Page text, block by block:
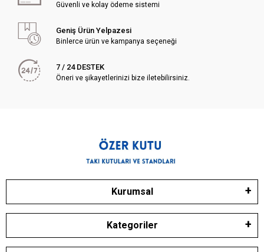
Güvenli ve kolay ödeme sistemi
Geniş Ürün Yelpazesi
Binlerce ürün ve kampanya seçeneği
7 / 24 DESTEK
Öneri ve şikayetlerinizi bize iletebilirsiniz.
Kurumsal
Kategoriler